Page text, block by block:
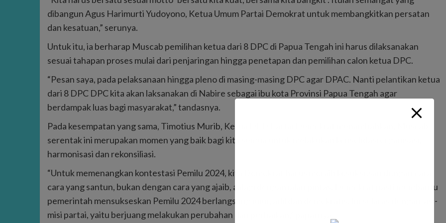
dibangun Agus Harimurti Yudoyono, Ketua Umum Partai Demokrat untuk membangkitkan persatan
dan kesatuan,” serunya.
Untuk itu, ia berharap Muscab pemilihan ketua dari 8 DPC di Papua Tengah ini harus dilaksanakan
sesuai tahapan proses mulai dari penjaringan hingga penetapan dan pemilihan calon ketua DPC.
“Pesan saya, pada pelaksanaan hingga pleno di masing-masing DPC agar DPAC. Nanti pelantikan ketua
dari 8 DPC DPC kita akan laksanakan di Nabire sebagai ibu kota Provinsi Papua Tengah agar
berdampak luas bagi masyarakat,” tandasnya.
Pada kesempatan yang sama, Timotius Murib, Ketua DPD Partai Demokrat menambahkan, Muscab
serentak ini merupakan momen yang baik bagi kita semua untuk melakukan konsolidasi organisasi,
harmonisasi dan rekonsiliasi.
“Untuk memenangkan kontestasi Pemilu 2024, kita Demokrat harus meraih kesuksesan dengan cara-
cara yang santun, bukan dengan cara yang ajaib, aalagi dengan jalan pintas. Demokrat pasti membantu
pemerintah mensukseskan Pemilu 2024 berlangsung jujur, adil dan demokratis. Ini selaras dengan visi-
misi partai, yaitu berjuang melakukan perubahan dan perbaikan,” paparnya.